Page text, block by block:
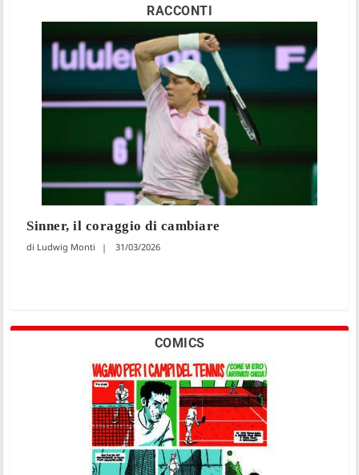
RACCONTI
Sinner, il coraggio di cambiare
Ludwig Monti 31/03/2026
COMICS